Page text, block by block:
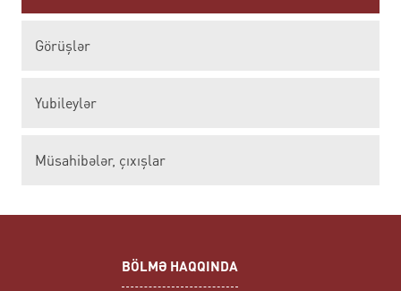
Görüşlər
Yubileylər
Müsahibələr, çıxışlar
BÖLMƏ HAQQINDA